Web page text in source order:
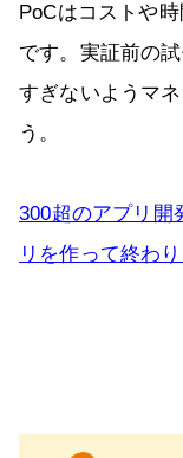
PoCはコストや
です。実証前の
すぎないようマ
う。
300超のアプリ開
リを作って終わ